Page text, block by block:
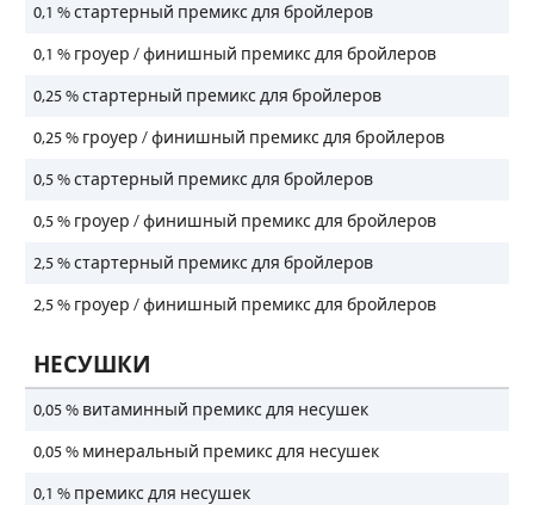
0,1 % стартерный премикс для бройлеров
0,1 % гроуер / финишный премикс для бройлеров
0,25 % стартерный премикс для бройлеров
0,25 % гроуер / финишный премикс для бройлеров
0,5 % стартерный премикс для бройлеров
0,5 % гроуер / финишный премикс для бройлеров
2,5 % стартерный премикс для бройлеров
2,5 % гроуер / финишный премикс для бройлеров
НЕСУШКИ
0,05 % витаминный премикс для несушек
0,05 % минеральный премикс для несушек
0,1 % премикс для несушек